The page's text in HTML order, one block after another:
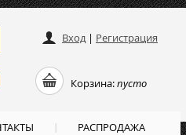
Вход| Регистрация
Корзина:пусто
РАСПРОДАЖА